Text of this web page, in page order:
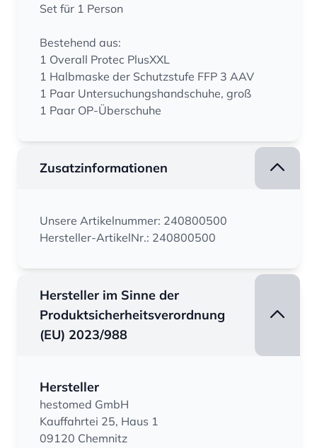
Set für 1 Person
Bestehend aus:
1 Overall Protec PlusXXL
1 Halbmaske der Schutzstufe FFP 3 AAV
1 Paar Untersuchungshandschuhe, groß
1 Paar OP-Überschuhe
Zusatzinformationen
Unsere Artikelnummer: 240800500
Hersteller-ArtikelNr.: 240800500
Hersteller im Sinne der
Produktsicherheitsverordnung
(EU) 2023/988
Hersteller
hestomed GmbH
Kauffahrtei 25, Haus 1
09120 Chemnitz